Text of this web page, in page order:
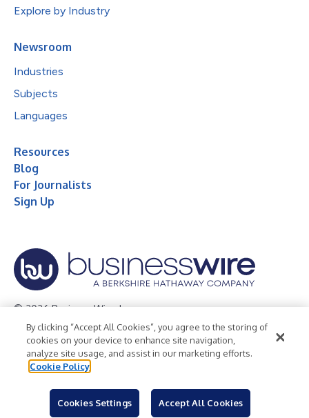
Explore by Industry
Newsroom
Industries
Subjects
Languages
Resources
Blog
For Journalists
Sign Up
© 2026 Business Wire, Inc.
Privacy Policy Cookie Policy
Accessibility Statement
Terms of Use
Legal
By clicking “Accept All Cookies”, you agree to the storing of
cookies on your device to enhance site navigation,
analyze site usage, and assist in our marketing efforts.
Cookie Policy
Cookies Settings Accept All Cookies